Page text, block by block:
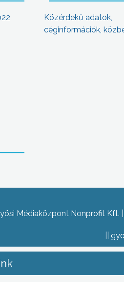
Közérdekű adatok,
céginformációk,
Médiaközpont Nonprofit Kft.